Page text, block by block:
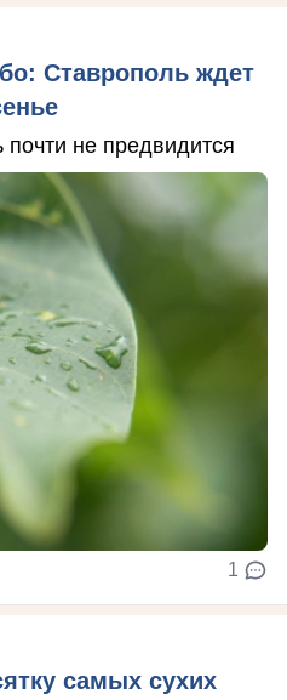
Ставрополь ждет
не предвидится
1
самых сухих